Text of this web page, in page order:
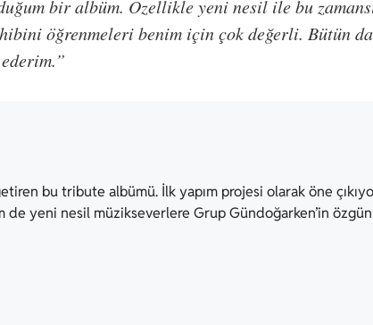
bir albüm. Özellikle yeni nesil ile bu
öğrenmeleri benim için çok değerli. Bütün
bu tribute albümü. İlk yapım projesi olarak öne
yeni nesil müzikseverlere Grup Gündoğarken’in özgün